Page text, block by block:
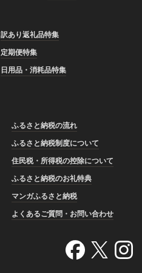
訳あり返礼品特集
定期便特集
日用品・消耗品特集
ふるさと納税の流れ
ふるさと納税制度について
住民税・所得税の控除について
ふるさと納税のお礼特典
マンガふるさと納税
よくあるご質問・お問い合わせ